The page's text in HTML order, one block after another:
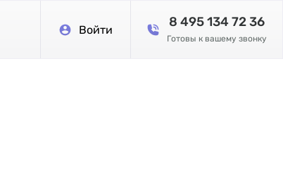
Войти
8 495 134 72 36
Готовы к вашему звонку